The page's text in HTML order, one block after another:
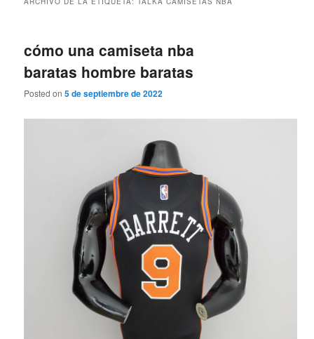
cómo una camiseta nba
baratas hombre baratas
Posted on5 de septiembre de 2022